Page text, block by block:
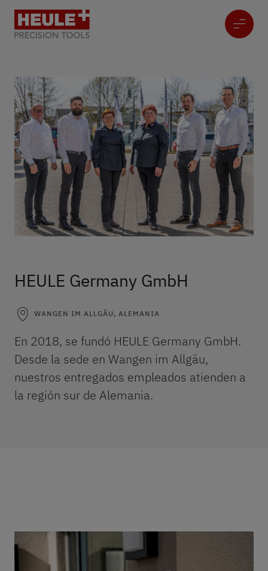
HEULE Germany GmbH
WANGEN IM ALLGÄU, ALEMANIA
En 2018, se fundó HEULE Germany GmbH.
Desde la sede en Wangen im Allgäu,
nuestros entregados empleados atienden a
la región sur de Alemania.